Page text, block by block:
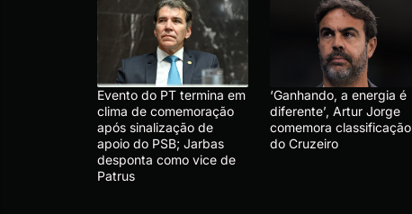
Evento do PT termina em
clima de comemoração
após sinalização de
apoio do PSB; Jarbas
desponta como vice de
Patrus
‘Ganhando, a energia é
diferente’, Artur Jorge
comemora classificação
do Cruzeiro